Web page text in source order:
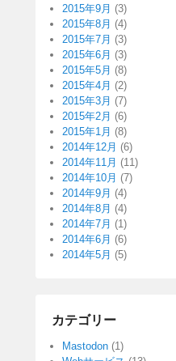
2015年9月 (3)
2015年8月 (4)
2015年7月 (3)
2015年6月 (3)
2015年5月 (8)
2015年4月 (2)
2015年3月 (7)
2015年2月 (6)
2015年1月 (8)
2014年12月 (6)
2014年11月 (11)
2014年10月 (7)
2014年9月 (4)
2014年8月 (4)
2014年7月 (1)
2014年6月 (6)
2014年5月 (5)
カテゴリー
Mastodon (1)